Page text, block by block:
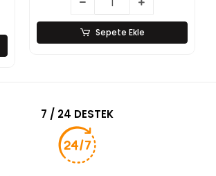
Sepete Ekle
7 / 24 DESTEK